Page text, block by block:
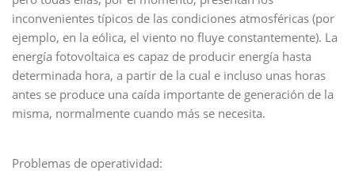
inconvenientes típicos de las condiciones atmosféricas (por
ejemplo, en la eólica, el viento no fluye constantemente). La
energía fotovoltaica es capaz de producir energía hasta
determinada hora, a partir de la cual e incluso unas horas
antes se produce una caída importante de generación de la
misma, normalmente cuando más se necesita.
Problemas de operatividad: